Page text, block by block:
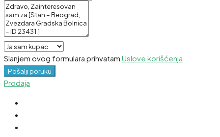
Slanjem ovog formulara prihvatam Uslove korišćenja
Pošalji poruku
Prodaja